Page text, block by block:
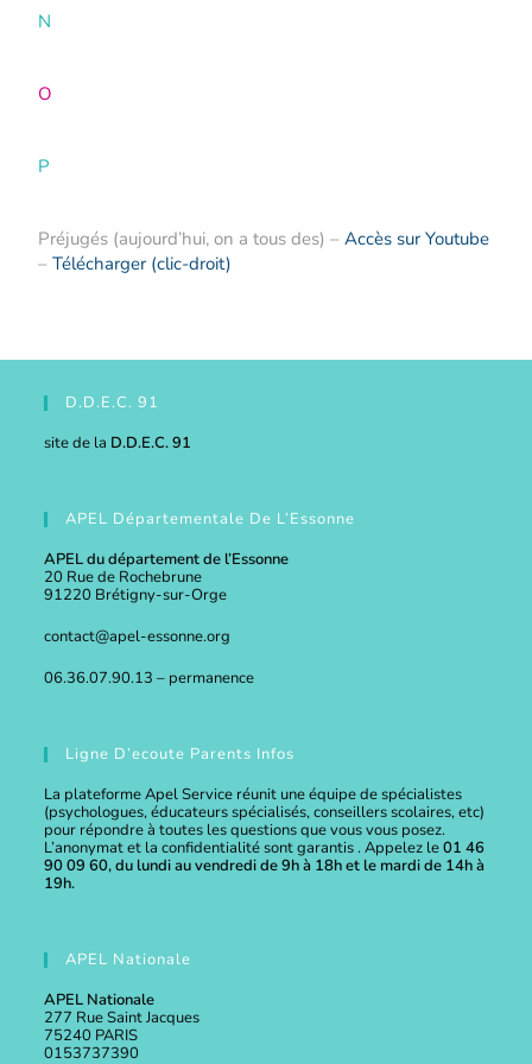
N
O
P
Préjugés (aujourd’hui, on a tous des) –Accès sur Youtube
–Télécharger (clic-droit)
D.D.E.C. 91
site de la D.D.E.C. 91
APEL Départementale De L’Essonne
APEL du département de l’Essonne
20 Rue de Rochebrune
91220 Brétigny-sur-Orge
contact@apel-essonne.org
06.36.07.90.13 – permanence
Ligne D’ecoute Parents Infos
La plateforme Apel Service réunit une équipe de spécialistes
(psychologues, éducateurs spécialisés, conseillers scolaires, etc)
pour répondre à toutes les questions que vous vous posez.
L’anonymat et la confidentialité sont garantis . Appelez le01 46
90 09 60, du lundi au vendredi de 9h à 18h et le mardi de 14h à
19h.
APEL Nationale
APEL Nationale
277 Rue Saint Jacques
75240 PARIS
0153737390